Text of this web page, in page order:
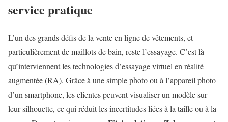
service pratique
L’un des grands défis de la vente en ligne de vêtements, et
particulièrement de maillots de bain, reste l’essayage. C’est là
qu’interviennent les technologies d’essayage virtuel en réalité
augmentée (RA). Grâce à une simple photo ou à l’appareil photo
d’un smartphone, les clientes peuvent visualiser un modèle sur
leur silhouette, ce qui réduit les incertitudes liées à la taille ou à la